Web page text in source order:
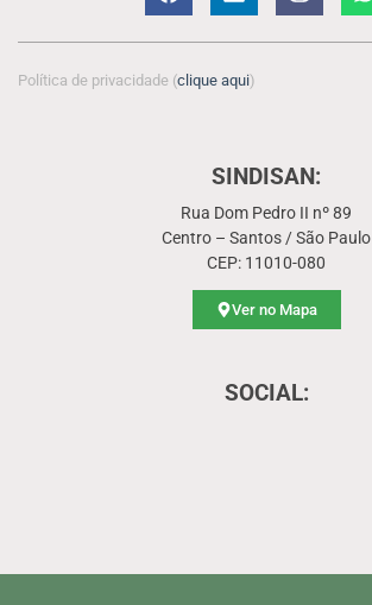
Política de privacidade (clique aqui)
SINDISAN:
Rua Dom Pedro II nº 89
Centro – Santos / São Paulo
CEP: 11010-080
Ver no Mapa
SOCIAL: